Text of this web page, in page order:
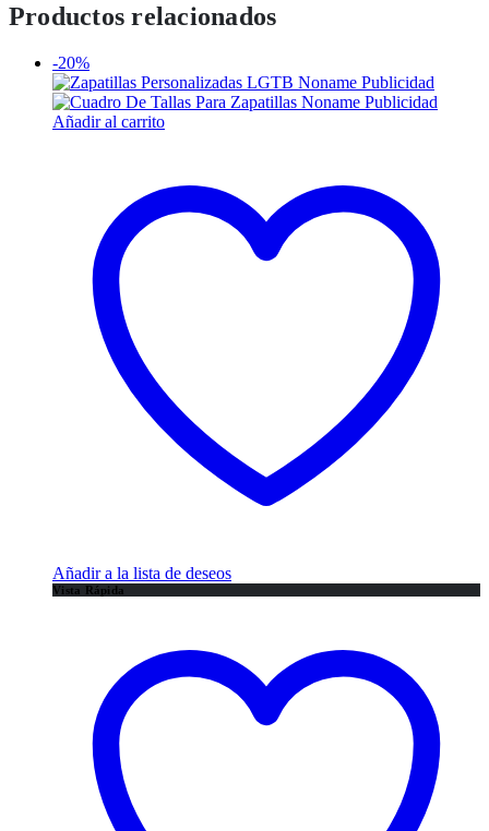
Productos relacionados
-20%
Añadir al carrito
Añadir a la lista de deseos
Vista Rápida